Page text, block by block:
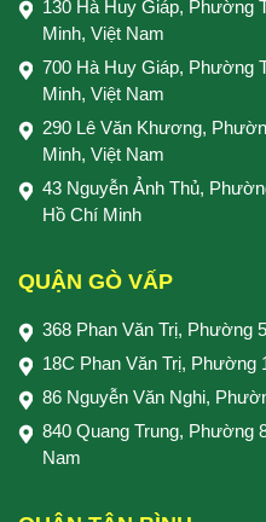
130 Hà Huy Giáp, Phường
Minh, Việt Nam
700 Hà Huy Giáp, Phường
Minh, Việt Nam
290 Lê Văn Khương,
Minh, Việt Nam
43 Nguyễn Ảnh Thủ,
Hồ Chí Minh
QUẬN GÒ VẤP
368 Phan Văn Trị, Phường
18C Phan Văn Trị, Phường
86 Nguyễn Văn Nghi,
840 Quang Trung, Phường
Nam